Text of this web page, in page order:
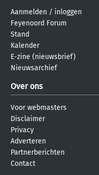
Aanmelden / inloggen
Feyenoord Forum
Stand
Kalender
E-zine (nieuwsbrief)
Nieuwsarchief
Over ons
Voor webmasters
Disclaimer
Privacy
Adverteren
Partnerberichten
Contact